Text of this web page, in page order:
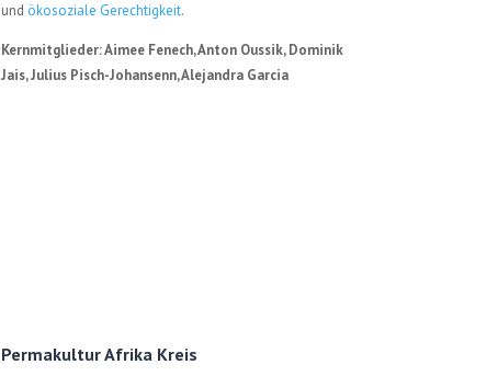
und ökosoziale Gerechtigkeit.
Kernmitglieder: Aimee Fenech, Anton Oussik, Dominik
Jais, Julius Pisch-Johansenn, Alejandra Garcia
Permakultur Afrika Kreis